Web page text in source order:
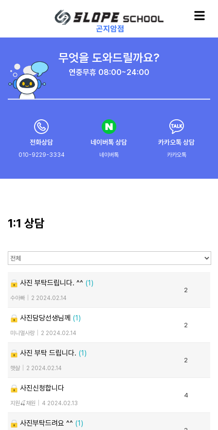
무엇을 도와드릴까요?
연중무휴 08:00~24:00
전화상담
010-9229-3334
네이버톡 상담
네이버톡
카카오톡 상담
카카오톡
1:1 상담
사진 부탁드립니다. ^^ (1)
수아빠 2 2024.02.14
2
사진담당선생님께 (1)
미니멀사랑 2 2024.02.14
2
사진 부탁 드립니다. (1)
햇살 2 2024.02.14
2
사진신청합니다
지원🍒채원 4 2024.02.13
4
사진부탁드려요 ^^ (1)